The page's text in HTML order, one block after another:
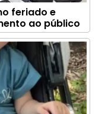
feriado e
ao público